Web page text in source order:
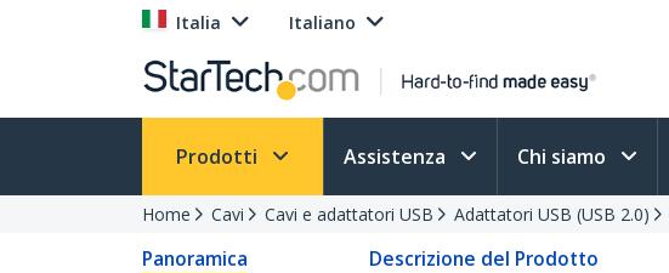
Italia Italiano
Prodotti Assistenza Chi siamo
Home Cavi Cavi e adattatori USB Adattatori USB (USB 2.0)
Panoramica Descrizione del Prodotto